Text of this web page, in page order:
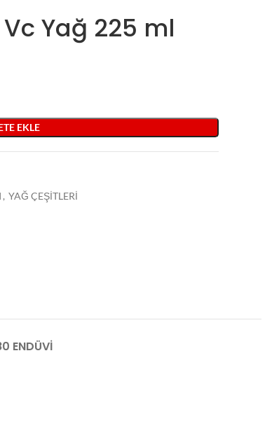
Vc Yağ 225 ml
EKLE
, YAĞ ÇEŞİTLERİ
ENDÜVİ